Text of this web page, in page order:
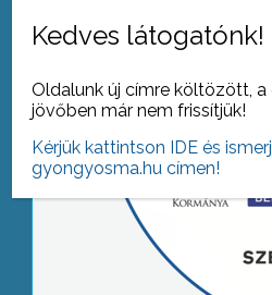
Kedves látogatónk!
Oldalunk új címre költözött,
jövőben már nem frissítjük!
Kérjük kattintson IDE és
gyongyosma.hu címen!